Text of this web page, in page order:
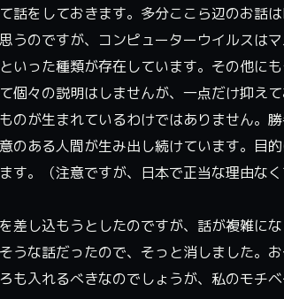
話をしておきます。多分ここら辺のお話
うのですが、コンピューターウイルスは
いった種類が存在しています。その他に
個々の説明はしませんが、一点だけ抑え
のが生まれているわけではありません。
のある人間が生み出し続けています。目
す。（注意ですが、日本で正当な理由な
差し込もうとしたのですが、話が複雑に
うな話だったので、そっと消しました。
も入れるべきなのでしょうが、私のモチ